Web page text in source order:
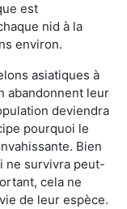
est
nid à la
environ.
asiatiques à
abandonnent leur
deviendra
pourquoi le
Bien
ne survivra peut-
cela ne
de leur espèce.